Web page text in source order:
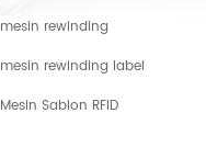
mesin rewinding
mesin rewinding label
Mesin Sablon RFID